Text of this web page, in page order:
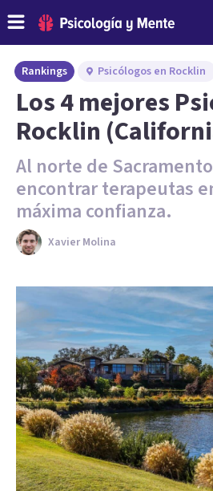
Rankings Psicólogos en Rocklin
Los 4 mejores
Rocklin
Al norte de
encontrar terapeutas
máxima confianza.
Xavier Molina